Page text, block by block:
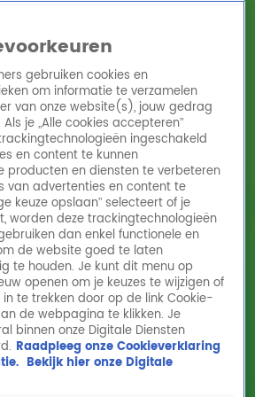
DJ'sRadio 10 zendersHitlijsten
ActiesShowsAlle zenders
- I Want It All [Queen
gebruiken cookies en
om informatie te verzamelen
van onze website(s), jouw gedrag
je „Alle cookies accepteren”
ingeschakeld
en content te kunnen
producten en diensten te verbeteren
van advertenties en content te
keuze opslaan” selecteert of je
worden deze trackingtechnologieën
dan enkel functionele en
de website goed te laten
te houden. Je kunt dit menu op
openen om je keuzes te wijzigen of
te trekken door op de link Cookie-
de webpagina te klikken. Je
binnen onze Digitale Diensten
Raadpleeg onze Cookieverklaring
Bekijk hier onze Digitale